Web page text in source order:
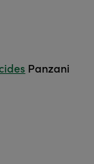
Panzani